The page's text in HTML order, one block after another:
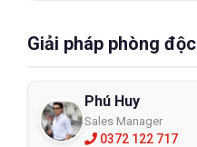
Giải pháp phòng độc
Phú Huy
Sales Manager
0372 122 717